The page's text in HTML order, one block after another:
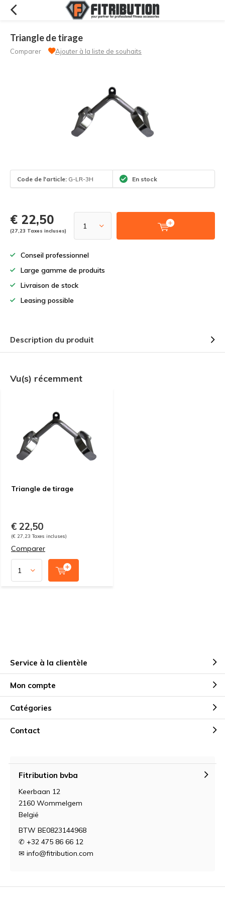
Triangle de tirage
Comparer Ajouter à la liste de souhaits
Code de l'article: G-LR-3H En stock
€ 22,50
(27,23 Taxes incluses)
Conseil professionnel
Large gamme de produits
Livraison de stock
Leasing possible
Description du produit
Vu(s) récemment
Triangle de tirage
€ 22,50
(€ 27,23 Taxes incluses)
Comparer
Service à la clientèle
Mon compte
Catégories
Contact
Fitribution bvba
Keerbaan 12
2160 Wommelgem
België
BTW BE0823144968
✆ +32 475 86 66 12
✉ info@fitribution.com